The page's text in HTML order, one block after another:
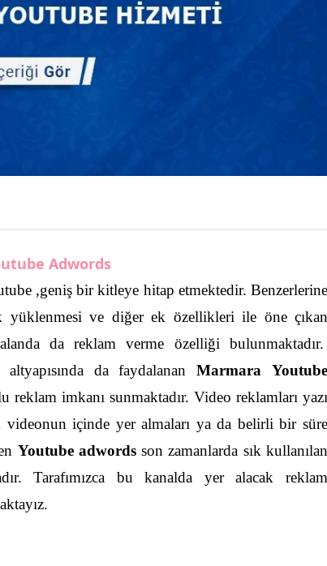
Adwords
,geniş bir kitleye hitap etmektedir. Benzerlerine
yüklenmesi ve diğer ek özellikleri ile öne çıkan
da reklam verme özelliği bulunmaktadır.
da faydalananMarmara Youtube
reklam imkanı sunmaktadır. Video reklamları yazı
içinde yer almaları ya da belirli bir süre
Youtube adwordsson zamanlarda sık kullanılan
Tarafımızca bu kanalda yer alacak reklam